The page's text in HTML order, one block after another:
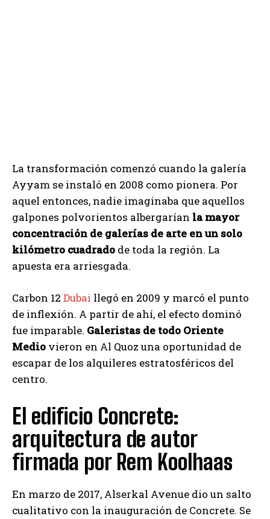
La transformación comenzó cuando la galería
Ayyam se instaló en 2008 como pionera. Por
aquel entonces, nadie imaginaba que aquellos
galpones polvorientos albergarían la mayor
concentración de galerías de arte en un solo
kilómetro cuadrado de toda la región. La
apuesta era arriesgada.
Carbon 12 Dubai llegó en 2009 y marcó el punto
de inflexión. A partir de ahí, el efecto dominó
fue imparable. Galeristas de todo Oriente
Medio vieron en Al Quoz una oportunidad de
escapar de los alquileres estratosféricos del
centro.
El edificio Concrete:
arquitectura de autor
firmada por Rem Koolhaas
En marzo de 2017, Alserkal Avenue dio un salto
cualitativo con la inauguración de Concrete. Se